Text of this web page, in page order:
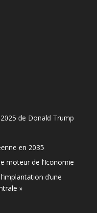
de Donald Trump
en 2035
moteur de l’Iconomie
d’une
»